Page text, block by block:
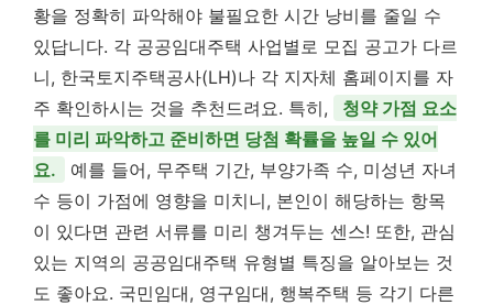
황을 정확히 파악해야 불필요한 시간 낭비를 줄일 수
있답니다. 각 공공임대주택 사업별로 모집 공고가 다르
니, 한국토지주택공사(LH)나 각 지자체 홈페이지를 자
주 확인하시는 것을 추천드려요. 특히,
청약 가점 요소
를 미리 파악하고 준비하면 당첨 확률을 높일 수 있어
요.
예를 들어, 무주택 기간, 부양가족 수, 미성년 자녀
수 등이 가점에 영향을 미치니, 본인이 해당하는 항목
이 있다면 관련 서류를 미리 챙겨두는 센스! 또한, 관심
있는 지역의 공공임대주택 유형별 특징을 알아보는 것
도 좋아요. 국민임대, 영구임대, 행복주택 등 각기 다른